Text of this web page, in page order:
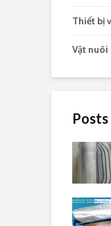
Thiết bị
Vật nuôi
Posts